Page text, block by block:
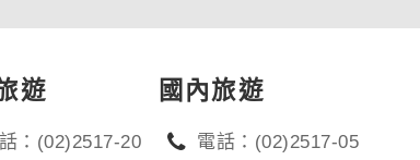
遊
：(02)2517-20
國內旅遊
電話：(02)2517-05